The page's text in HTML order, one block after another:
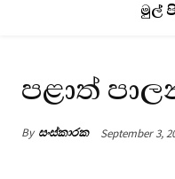
මුල්
පළාත්
By සංස්කාරක September 3,